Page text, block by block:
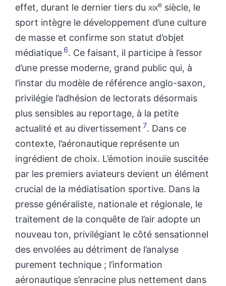
effet, durant le dernier tiers du xixe siècle, le
sport intègre le développement d’une culture
de masse et confirme son statut d’objet
médiatique 6. Ce faisant, il participe à l’essor
d’une presse moderne, grand public qui, à
l’instar du modèle de référence anglo-saxon,
privilégie l’adhésion de lectorats désormais
plus sensibles au reportage, à la petite
actualité et au divertissement 7. Dans ce
contexte, l’aéronautique représente un
ingrédient de choix. L’émotion inouïe suscitée
par les premiers aviateurs devient un élément
crucial de la médiatisation sportive. Dans la
presse généraliste, nationale et régionale, le
traitement de la conquête de l’air adopte un
nouveau ton, privilégiant le côté sensationnel
des envolées au détriment de l’analyse
purement technique ; l’information
aéronautique s’enracine plus nettement dans